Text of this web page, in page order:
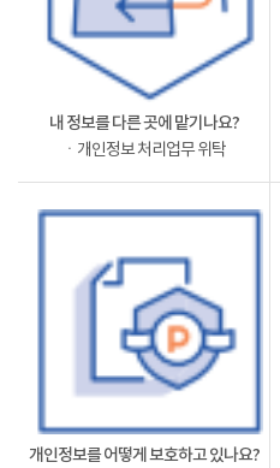
내 정보를 다른 곳에 맡기나요?
ㆍ개인정보 처리업무 위탁
개인정보를 어떻게 보호하고 있나요?